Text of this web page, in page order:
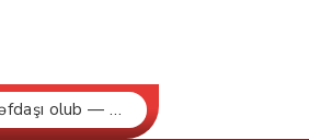
“Bakcell» və Gənclər Fondu «İnnovasiya və Süni İntellekt» üzrə təqaüd proqramının qalibləri ilə görüş keçirib